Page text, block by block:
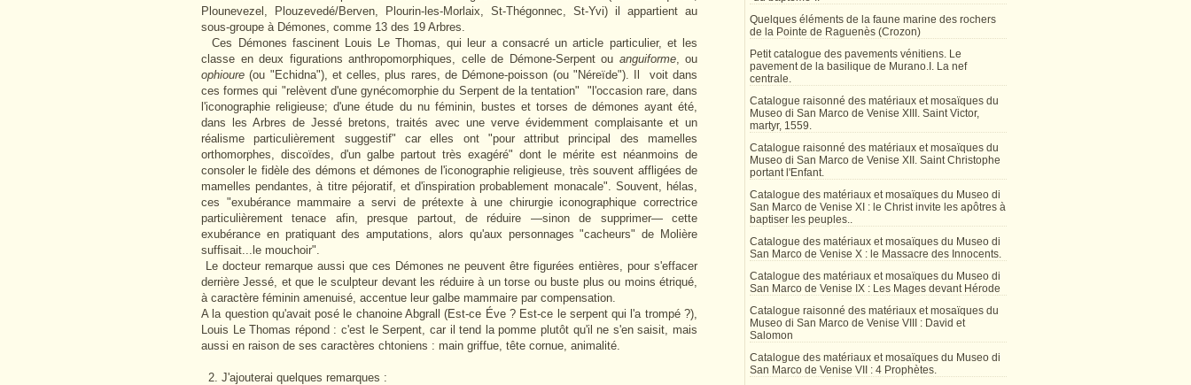
Plounevezel, Plouzevedé/Berven, Plourin-les-Morlaix, St-Thégonnec, St-Yvi) il appartient au
sous-groupe à Démones, comme 13 des 19 Arbres.
Ces Démones fascinent Louis Le Thomas, qui leur a consacré un article particulier, et les
classe en deux figurations anthropomorphiques, celle de Démone-Serpent ou anguiforme, ou
ophioure (ou "Echidna"), et celles, plus rares, de Démone-poisson (ou "Néreïde"). Il voit dans
ces formes qui "relèvent d'une gynécomorphie du Serpent de la tentation" "l'occasion rare, dans
l'iconographie religieuse; d'une étude du nu féminin, bustes et torses de démones ayant été,
dans les Arbres de Jessé bretons, traités avec une verve évidemment complaisante et un
réalisme particulièrement suggestif" car elles ont "pour attribut principal des mamelles
orthomorphes, discoïdes, d'un galbe partout très exagéré" dont le mérite est néanmoins de
consoler le fidèle des démons et démones de l'iconographie religieuse, très souvent affligées de
mamelles pendantes, à titre péjoratif, et d'inspiration probablement monacale". Souvent, hélas,
ces "exubérance mammaire a servi de prétexte à une chirurgie iconographique correctrice
particulièrement tenace afin, presque partout, de réduire —sinon de supprimer— cette
exubérance en pratiquant des amputations, alors qu'aux personnages "cacheurs" de Molière
suffisait...le mouchoir".
Le docteur remarque aussi que ces Démones ne peuvent être figurées entières, pour s'effacer
derrière Jessé, et que le sculpteur devant les réduire à un torse ou buste plus ou moins étriqué,
à caractère féminin amenuisé, accentue leur galbe mammaire par compensation.
A la question qu'avait posé le chanoine Abgrall (Est-ce Éve ? Est-ce le serpent qui l'a trompé ?),
Louis Le Thomas répond : c'est le Serpent, car il tend la pomme plutôt qu'il ne s'en saisit, mais
aussi en raison de ses caractères chtoniens : main griffue, tête cornue, animalité.
2. J'ajouterai quelques remarques :
Quelques éléments de la faune marine des rochers
de la Pointe de Raguenès (Crozon)
Petit catalogue des pavements vénitiens. Le
pavement de la basilique de Murano.I. La nef
centrale.
Catalogue raisonné des matériaux et mosaïques du
Museo di San Marco de Venise XIII. Saint Victor,
martyr, 1559.
Catalogue raisonné des matériaux et mosaïques du
Museo di San Marco de Venise XII. Saint Christophe
portant l'Enfant.
Catalogue des matériaux et mosaïques du Museo di
San Marco de Venise XI : le Christ invite les apôtres à
baptiser les peuples..
Catalogue des matériaux et mosaïques du Museo di
San Marco de Venise X : le Massacre des Innocents.
Catalogue des matériaux et mosaïques du Museo di
San Marco de Venise IX : Les Mages devant Hérode
Catalogue raisonné des matériaux et mosaïques du
Museo di San Marco de Venise VIII : David et
Salomon
Catalogue des matériaux et mosaïques du Museo di
San Marco de Venise VII : 4 Prophètes.